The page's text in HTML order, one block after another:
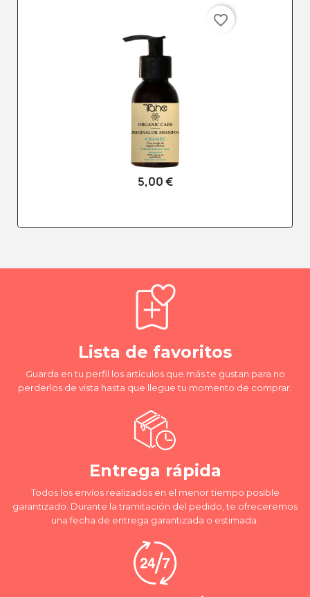
5,00 €
favorite_border
Lista de favoritos
Guarda en tu perfil los artículos que más te gustan para no
perderlos de vista hasta que llegue tu momento de comprar.
Entrega rápida
Todos los envíos realizados en el menor tiempo posible
garantizado. Durante la tramitación del pedido, te ofreceremos
una fecha de entrega garantizada o estimada.